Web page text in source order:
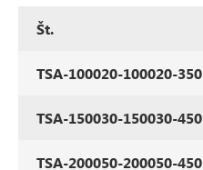
Št.
TSA-100020-100020-350
TSA-150030-150030-450
TSA-200050-200050-450